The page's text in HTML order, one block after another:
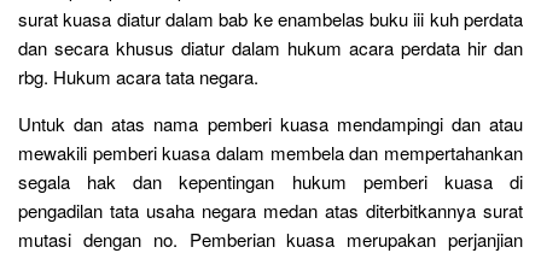
surat kuasa diatur dalam bab ke enambelas buku iii kuh perdata
dan secara khusus diatur dalam hukum acara perdata hir dan
rbg. Hukum acara tata negara.
Untuk dan atas nama pemberi kuasa mendampingi dan atau
mewakili pemberi kuasa dalam membela dan mempertahankan
segala hak dan kepentingan hukum pemberi kuasa di
pengadilan tata usaha negara medan atas diterbitkannya surat
mutasi dengan no. Pemberian kuasa merupakan perjanjian